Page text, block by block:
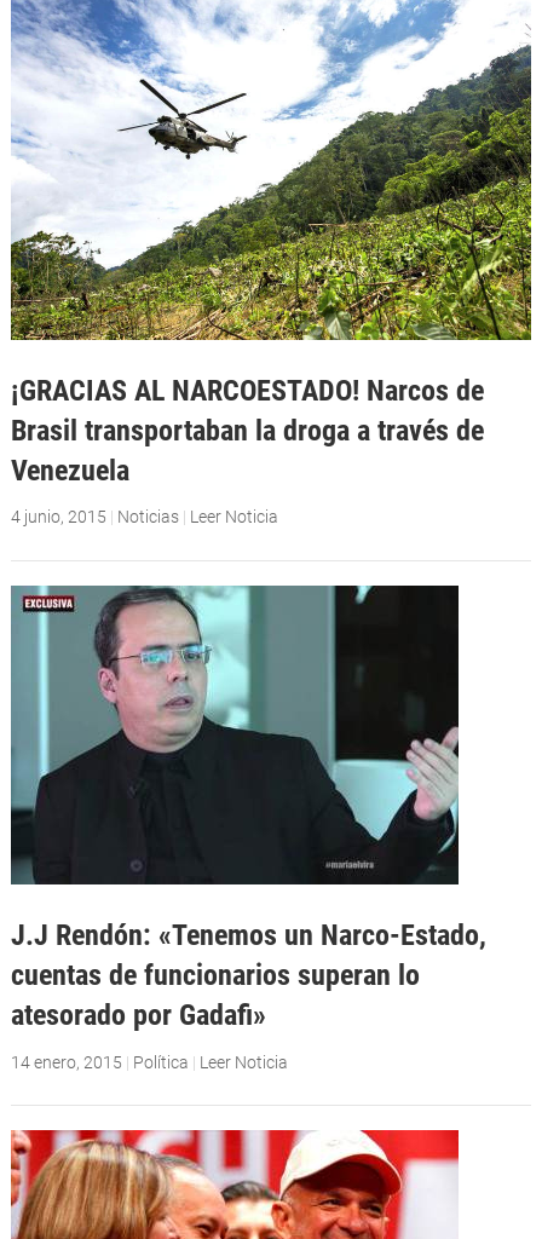
¡GRACIAS AL NARCOESTADO! Narcos de
Brasil transportaban la droga a través de
Venezuela
4 junio, 2015 | Noticias | Leer Noticia
J.J Rendón: «Tenemos un Narco-Estado,
cuentas de funcionarios superan lo
atesorado por Gadafi»
14 enero, 2015 | Política | Leer Noticia